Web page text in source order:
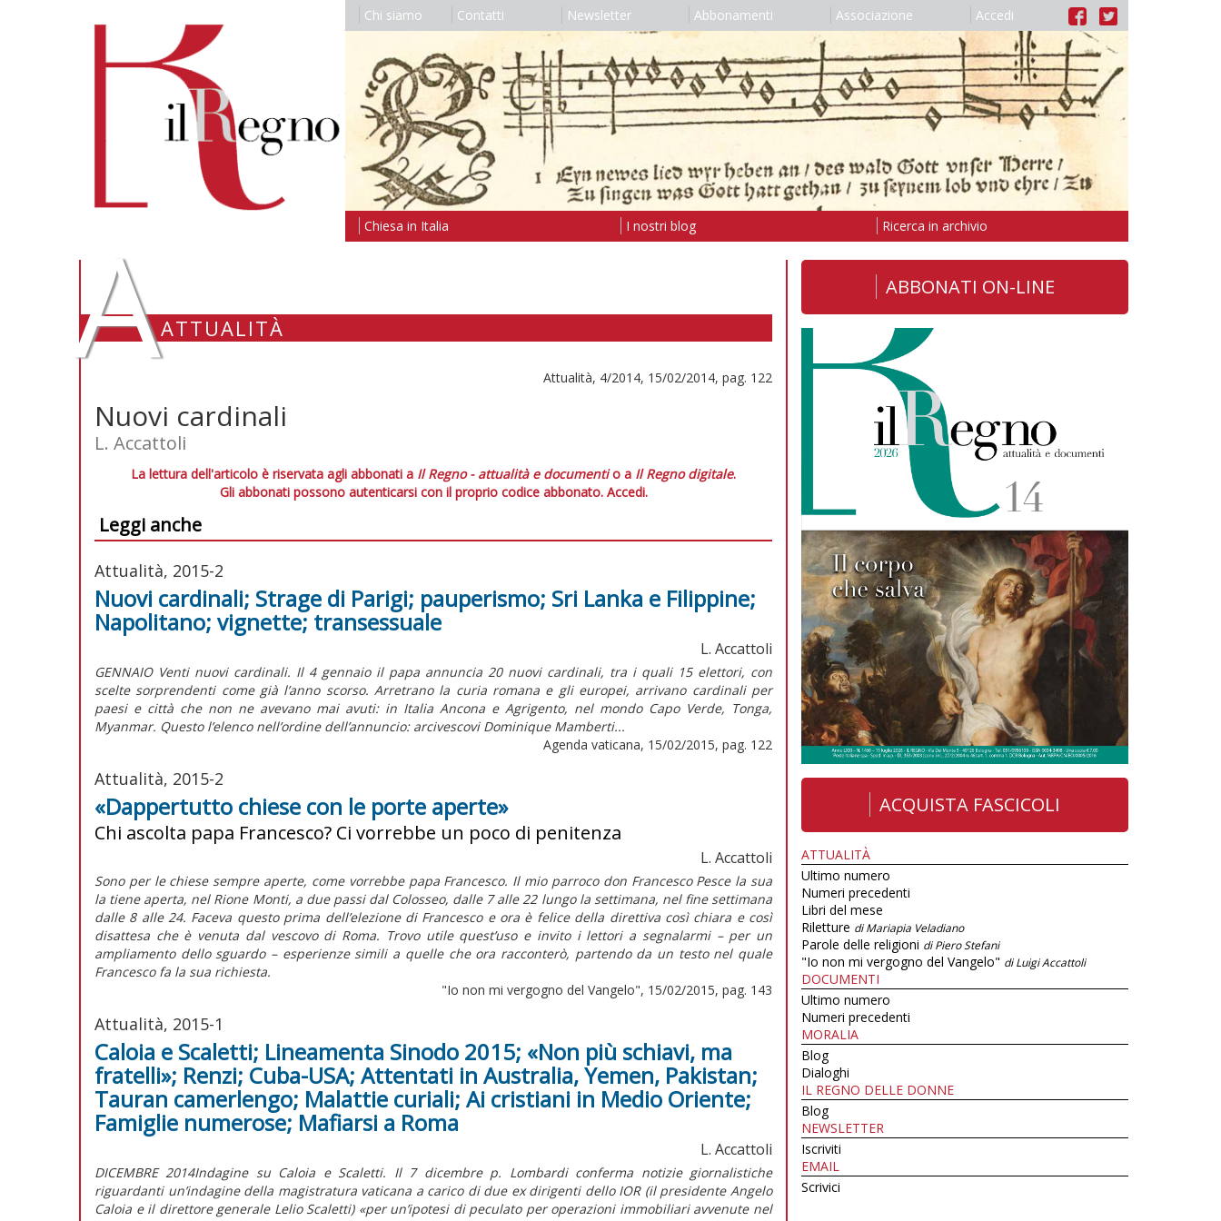
Chi siamo Contatti Newsletter Abbonamenti Associazione Accedi
Chiesa in Italia I nostri blog Ricerca in archivio
AATTUALITÀ
Attualità, 4/2014, 15/02/2014, pag. 122
Nuovi cardinali
L. Accattoli
La lettura dell'articolo è riservata agli abbonati a Il Regno - attualità e documentio a Il Regno digitale.
Gli abbonati possono autenticarsi con il proprio codice abbonato. Accedi.
Leggi anche
Attualità, 2015-2
Nuovi cardinali; Strage di Parigi; pauperismo; Sri Lanka e Filippine;
Napolitano; vignette; transessuale
L. Accattoli
GENNAIO Venti nuovi cardinali. Il 4 gennaio il papa annuncia 20 nuovi cardinali, tra i quali 15 elettori, con
scelte sorprendenti come già l’anno scorso. Arretrano la curia romana e gli europei, arrivano cardinali per
paesi e città che non ne avevano mai avuti: in Italia Ancona e Agrigento, nel mondo Capo Verde, Tonga,
Myanmar. Questo l’elenco nell’ordine dell’annuncio: arcivescovi Dominique Mamberti...
Agenda vaticana, 15/02/2015, pag. 122
Attualità, 2015-2
«Dappertutto chiese con le porte aperte»
Chi ascolta papa Francesco? Ci vorrebbe un poco di penitenza
L. Accattoli
Sono per le chiese sempre aperte, come vorrebbe papa Francesco. Il mio parroco don Francesco Pesce la sua
la tiene aperta, nel Rione Monti, a due passi dal Colosseo, dalle 7 alle 22 lungo la settimana, nel fine settimana
dalle 8 alle 24. Faceva questo prima dell’elezione di Francesco e ora è felice della direttiva così chiara e così
disattesa che è venuta dal vescovo di Roma. Trovo utile quest’uso e invito i lettori a segnalarmi – per un
ampliamento dello sguardo – esperienze simili a quelle che ora racconterò, partendo da un testo nel quale
Francesco fa la sua richiesta.
"Io non mi vergogno del Vangelo", 15/02/2015, pag. 143
Attualità, 2015-1
Caloia e Scaletti; Lineamenta Sinodo 2015; «Non più schiavi, ma
fratelli»; Renzi; Cuba-USA; Attentati in Australia, Yemen, Pakistan;
Tauran camerlengo; Malattie curiali; Ai cristiani in Medio Oriente;
Famiglie numerose; Mafiarsi a Roma
L. Accattoli
DICEMBRE 2014Indagine su Caloia e Scaletti. Il 7 dicembre p. Lombardi conferma notizie giornalistiche
riguardanti un’indagine della magistratura vaticana a carico di due ex dirigenti dello IOR (il presidente Angelo
Caloia e il direttore generale Lelio Scaletti) «per un’ipotesi di peculato per operazioni immobiliari avvenute nel
ABBONATI ON-LINE
ACQUISTA FASCICOLI
ATTUALITÀ
Ultimo numero
Numeri precedenti
Libri del mese
Riletture di Mariapia Veladiano
Parole delle religioni di Piero Stefani
"Io non mi vergogno del Vangelo" di Luigi Accattoli
DOCUMENTI
Ultimo numero
Numeri precedenti
MORALIA
Blog
Dialoghi
IL REGNO DELLE DONNE
Blog
NEWSLETTER
Iscriviti
EMAIL
Scrivici